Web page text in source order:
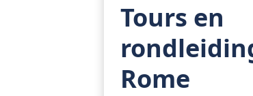
Tours en
Rome